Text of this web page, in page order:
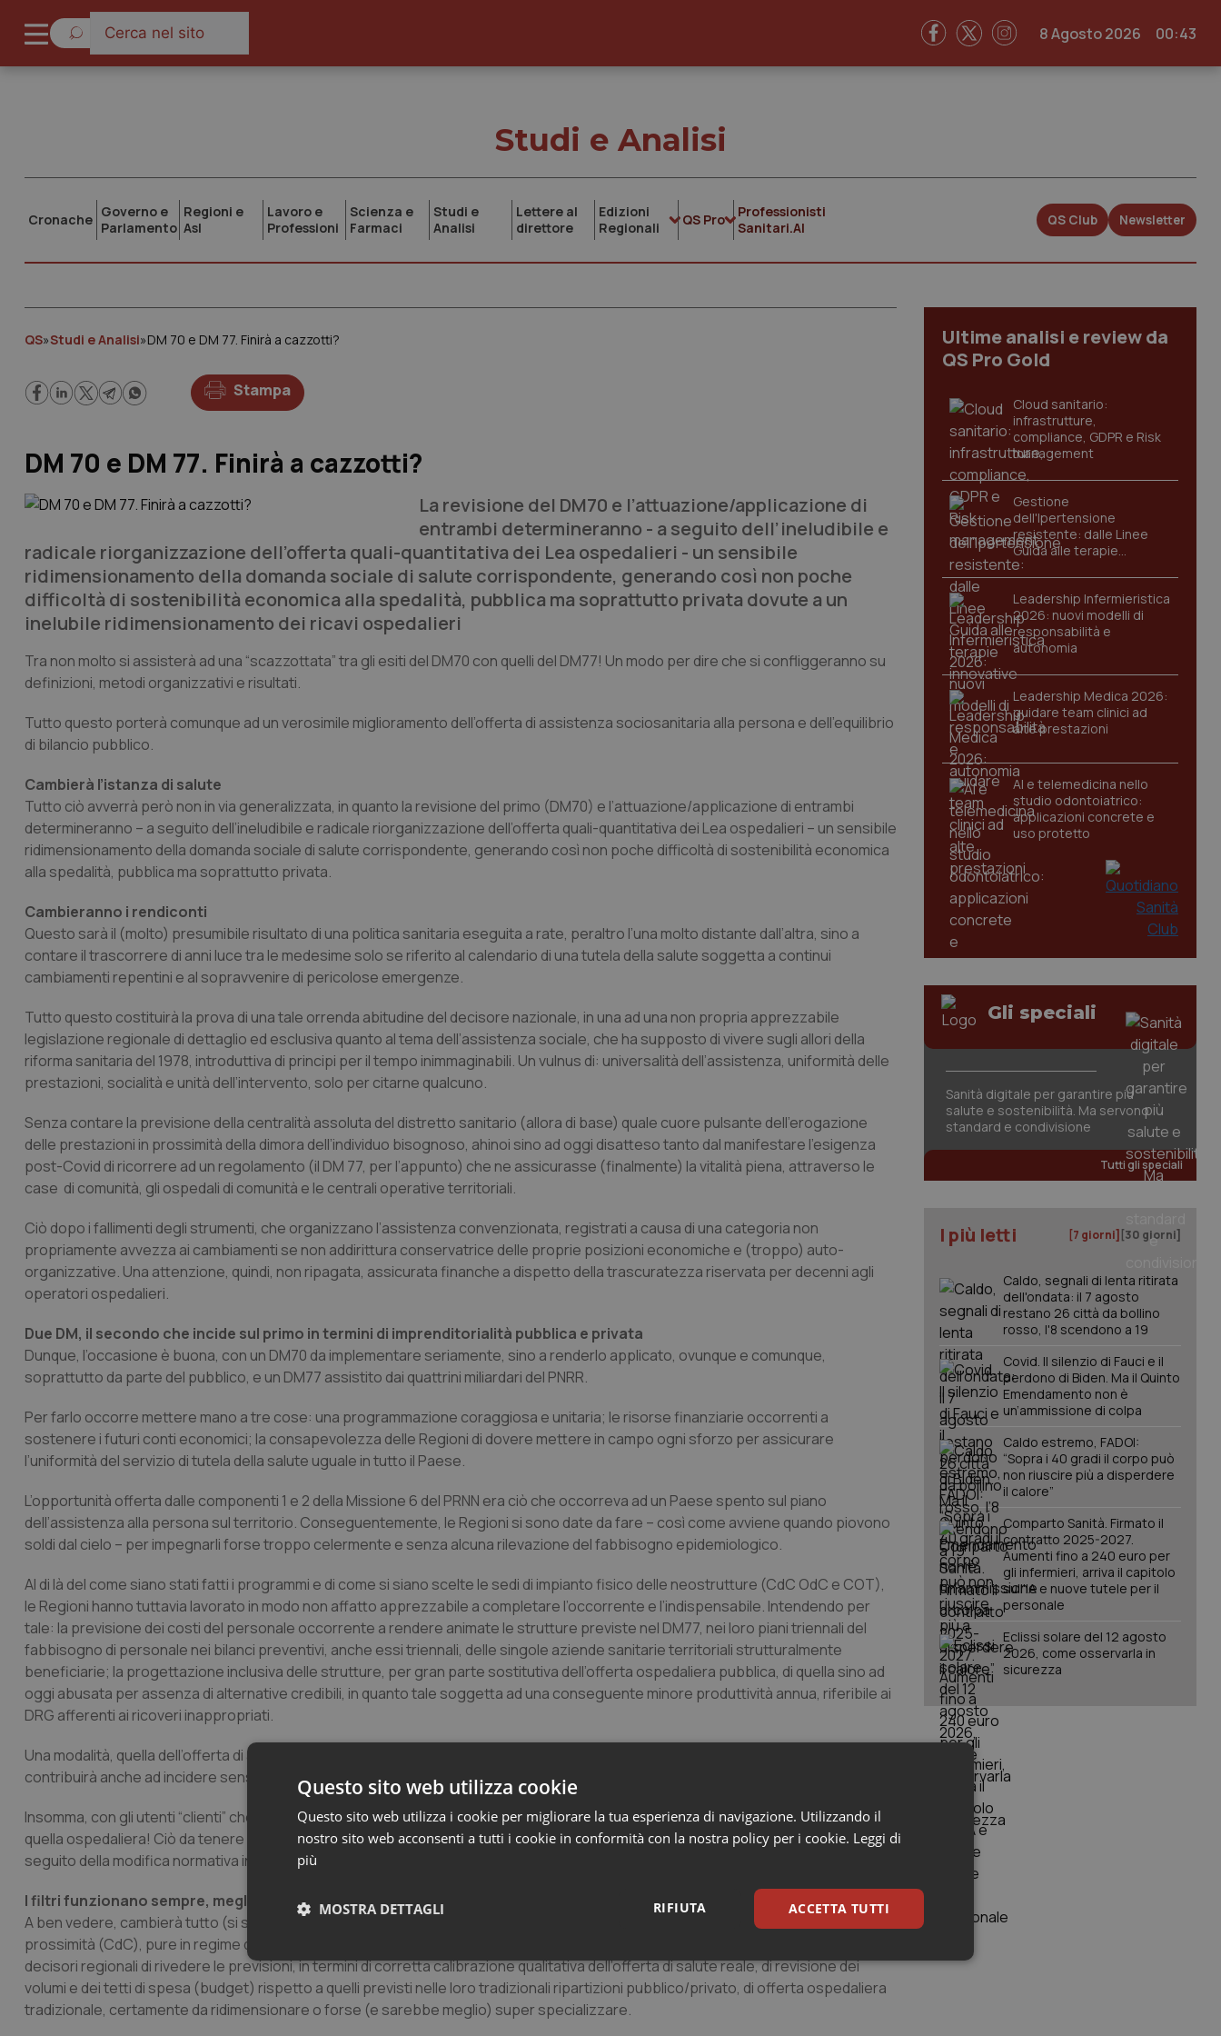
8 Agosto 2026 00:43
Studi e Analisi
Cronache Governo e
Parlamento
Regioni e
Asl
Lavoro e
Professioni
Scienza e
Farmaci
Studi e
Analisi
Lettere al
direttore
Edizioni
Regionali
QS Pro
Professionisti
Sanitari.AI
QS Club Newsletter
QS»Studi e Analisi»DM 70 e DM 77. Finirà a cazzotti?
Stampa
DM 70 e DM 77. Finirà a cazzotti?
La revisione del DM70 e l’attuazione/applicazione di
entrambi determineranno - a seguito dell’ineludibile e
radicale riorganizzazione dell’offerta quali-quantitativa dei Lea ospedalieri - un sensibile
ridimensionamento della domanda sociale di salute corrispondente, generando così non poche
difficoltà di sostenibilità economica alla spedalità, pubblica ma soprattutto privata dovute a un
inelubile ridimensionamento dei ricavi ospedalieri
Tra non molto si assisterà ad una “scazzottata” tra gli esiti del DM70 con quelli del DM77! Un modo per dire che si confliggeranno su
definizioni, metodi organizzativi e risultati.
Tutto questo porterà comunque ad un verosimile miglioramento dell’offerta di assistenza sociosanitaria alla persona e dell’equilibrio
di bilancio pubblico.
Cambierà l’istanza di salute
Tutto ciò avverrà però non in via generalizzata, in quanto la revisione del primo (DM70) e l’attuazione/applicazione di entrambi
determineranno – a seguito dell’ineludibile e radicale riorganizzazione dell’offerta quali-quantitativa dei Lea ospedalieri – un sensibile
ridimensionamento della domanda sociale di salute corrispondente, generando così non poche difficoltà di sostenibilità economica
alla spedalità, pubblica ma soprattutto privata.
Cambieranno i rendiconti
Questo sarà il (molto) presumibile risultato di una politica sanitaria eseguita a rate, peraltro l’una molto distante dall’altra, sino a
contare il trascorrere di anni luce tra le medesime solo se riferito al calendario di una tutela della salute soggetta a continui
cambiamenti repentini e al sopravvenire di pericolose emergenze.
Tutto questo costituirà la prova di una tale orrenda abitudine del decisore nazionale, in una ad una non propria apprezzabile
legislazione regionale di dettaglio ed esclusiva quanto al tema dell’assistenza sociale, che ha supposto di vivere sugli allori della
riforma sanitaria del 1978, introduttiva di principi per il tempo inimmaginabili. Un vulnus di: universalità dell’assistenza, uniformità delle
prestazioni, socialità e unità dell’intervento, solo per citarne qualcuno.
Senza contare la previsione della centralità assoluta del distretto sanitario (allora di base) quale cuore pulsante dell’erogazione
delle prestazioni in prossimità della dimora dell’individuo bisognoso, ahinoi sino ad oggi disatteso tanto dal manifestare l’esigenza
post-Covid di ricorrere ad un regolamento (il DM 77, per l’appunto) che ne assicurasse (finalmente) la vitalità piena, attraverso le
case di comunità, gli ospedali di comunità e le centrali operative territoriali.
Ciò dopo i fallimenti degli strumenti, che organizzano l’assistenza convenzionata, registrati a causa di una categoria non
propriamente avvezza ai cambiamenti se non addirittura conservatrice delle proprie posizioni economiche e (troppo) auto-
organizzative. Una attenzione, quindi, non ripagata, assicurata finanche a dispetto della trascuratezza riservata per decenni agli
operatori ospedalieri.
Due DM, il secondo che incide sul primo in termini di imprenditorialità pubblica e privata
Dunque, l’occasione è buona, con un DM70 da implementare seriamente, sino a renderlo applicato, ovunque e comunque,
soprattutto da parte del pubblico, e un DM77 assistito dai quattrini miliardari del PNRR.
Per farlo occorre mettere mano a tre cose: una programmazione coraggiosa e unitaria; le risorse finanziarie occorrenti a
sostenere i futuri conti economici; la consapevolezza delle Regioni di dovere mettere in campo ogni sforzo per assicurare
l’uniformità del servizio di tutela della salute uguale in tutto il Paese.
L’opportunità offerta dalle componenti 1 e 2 della Missione 6 del PRNN era ciò che occorreva ad un Paese spento sul piano
dell’assistenza alla persona sul territorio. Conseguentemente, le Regioni si sono date da fare – così come avviene quando piovono
soldi dal cielo – per impegnarli forse troppo celermente e senza alcuna rilevazione del fabbisogno epidemiologico.
Al di là del come siano stati fatti i programmi e di come si siano scelte le sedi di impianto fisico delle neostrutture (CdC OdC e COT),
le Regioni hanno tuttavia lavorato in modo non affatto apprezzabile a completare l’occorrente e l’indispensabile. Intendendo per
tale: la previsione dei costi del personale occorrente a rendere animate le strutture previste nel DM77, nei loro piani triennali del
fabbisogno di personale nei bilanci preventivi, anche essi triennali, delle singole aziende sanitarie territoriali strutturalmente
beneficiarie; la progettazione inclusiva delle strutture, per gran parte sostitutiva dell’offerta ospedaliera pubblica, di quella sino ad
oggi abusata per assenza di alternative credibili, in quanto tale soggetta ad una conseguente minore produttività annua, riferibile ai
DRG afferenti ai ricoveri inappropriati.
Una modalità, quella dell’offerta di assistenza filtro di primo impatto e selettiva (le Cot) della tipologia del bisogno successivo, che
contribuirà anche ad incidere sensibilmente sulla spedalità privata in termini di valutazione
Insomma, con gli utenti “clienti” che saranno soddisfatti dalla prima offerta pubblica (CdC e OdC) si abbasseranno (e come) i ricavi di
quella ospedaliera! Ciò da tenere nel dovuto conto nel cambio di passo sistemico dell’offerta salutare degli accreditati anche a
seguito della modifica normativa intervenuta con la legge annuale della concorrenza 2022.
I filtri funzionano sempre, meglio che nelle sigarette
A ben vedere, cambierà tutto (si spera) a tutto vantaggio degli individui che potranno così godere dell’assistenza sanitaria di
prossimità (CdC), pure in regime di assistenza ospedaliera “soft” ovvero “dolce” (OdC). Tuttavia, con il problema residuale per i
decisori regionali di rivedere le previsioni, in termini di corretta calibrazione qualitativa dell’offerta di salute reale, di revisione dei
volumi e dei tetti di spesa (budget) rispetto a quelli previsti nelle loro tradizionali ripartizioni pubblico/privato, di offerta ospedaliera
tradizionale, certamente da ridimensionare o forse (e sarebbe meglio) super specializzare.
Ultime analisi e review da
QS Pro Gold
Cloud sanitario:
infrastrutture,
compliance, GDPR e Risk
management
Gestione
dell'Ipertensione
resistente: dalle Linee
Guida alle terapie
innovative
Leadership Infermieristica
2026: nuovi modelli di
responsabilità e
autonomia
Leadership Medica 2026:
guidare team clinici ad
alte prestazioni
AI e telemedicina nello
studio odontoiatrico:
applicazioni concrete e
uso protetto
Gli speciali
Sanità digitale per garantire più
salute e sostenibilità. Ma servono
standard e condivisione
Tutti gli speciali
I più letti [7 giorni] [30 giorni]
Caldo, segnali di lenta ritirata
dell'ondata: il 7 agosto
restano 26 città da bollino
rosso, l'8 scendono a 19
Covid. Il silenzio di Fauci e il
perdono di Biden. Ma il Quinto
Emendamento non è
un’ammissione di colpa
Caldo estremo, FADOI:
“Sopra i 40 gradi il corpo può
non riuscire più a disperdere
il calore”
Comparto Sanità. Firmato il
contratto 2025-2027.
Aumenti fino a 240 euro per
gli infermieri, arriva il capitolo
sull'IA e nuove tutele per il
personale
Eclissi solare del 12 agosto
2026, come osservarla in
sicurezza
Questo sito web utilizza cookie
Questo sito web utilizza i cookie per migliorare la tua esperienza di navigazione. Utilizzando il
nostro sito web acconsenti a tutti i cookie in conformità con la nostra policy per i cookie. Leggi di
più
ACCETTA TUTTI
RIFIUTA
MOSTRA DETTAGLI
Necessari Statistici Marketing